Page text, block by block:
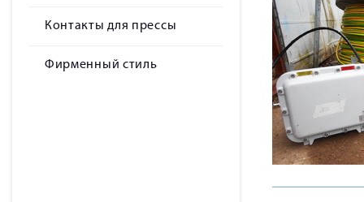
Контакты для прессы
Фирменный стиль